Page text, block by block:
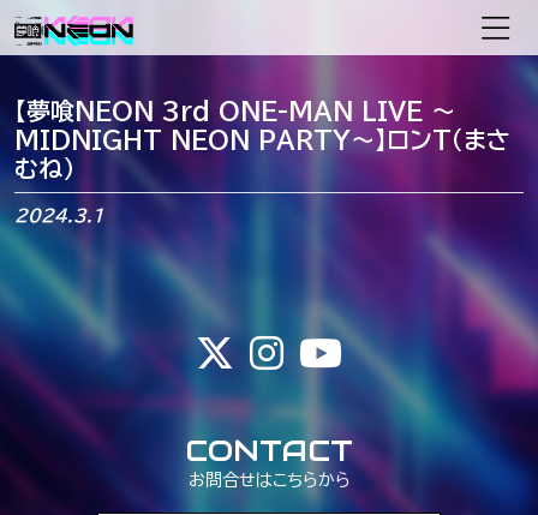
メインナビゲーション
【夢喰NEON 3rd ONE-MAN LIVE 〜
MIDNIGHT NEON PARTY〜】ロンT（まさ
むね）
2024.3.1
CONTACT
お問合せはこちらから